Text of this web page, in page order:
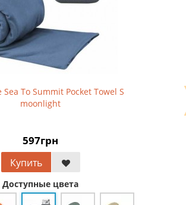
Sea To Summit Pocket Towel S
moonlight
597грн
Купить
Доступные цвета